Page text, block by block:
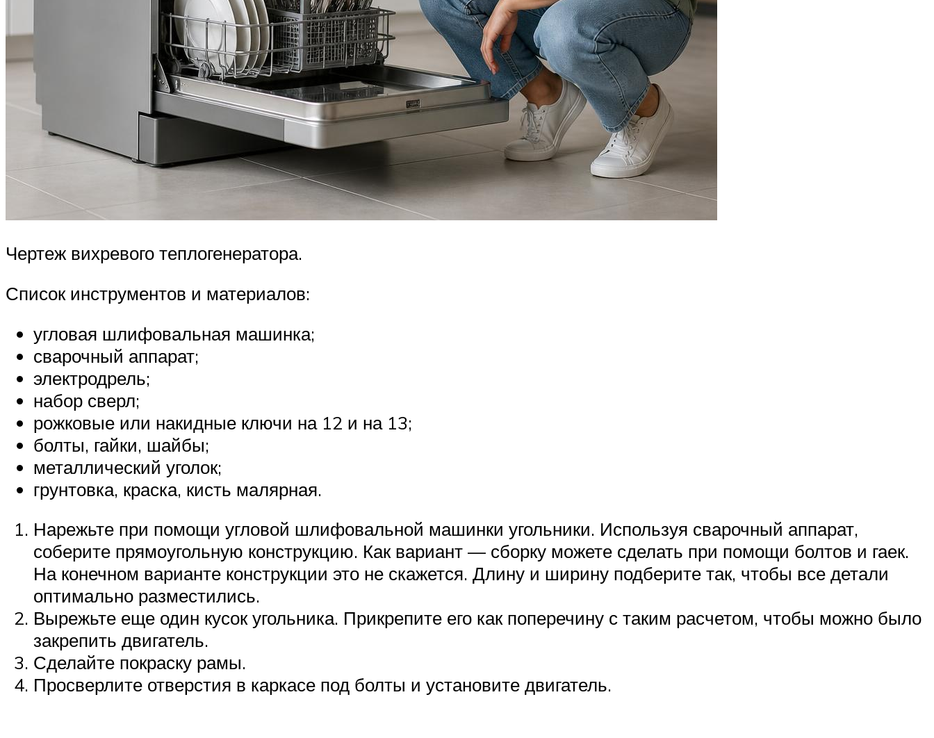
Чертеж вихревого теплогенератора.
Список инструментов и материалов:
угловая шлифовальная машинка;
сварочный аппарат;
электродрель;
набор сверл;
рожковые или накидные ключи на 12 и на 13;
болты, гайки, шайбы;
металлический уголок;
грунтовка, краска, кисть малярная.
Нарежьте при помощи угловой шлифовальной машинки угольники. Используя сварочный аппарат,
соберите прямоугольную конструкцию. Как вариант — сборку можете сделать при помощи болтов и гаек.
На конечном варианте конструкции это не скажется. Длину и ширину подберите так, чтобы все детали
оптимально разместились.
Вырежьте еще один кусок угольника. Прикрепите его как поперечину с таким расчетом, чтобы можно было
закрепить двигатель.
Сделайте покраску рамы.
Просверлите отверстия в каркасе под болты и установите двигатель.